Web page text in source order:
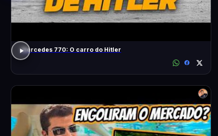
Mercedes 770: O carro do Hitler